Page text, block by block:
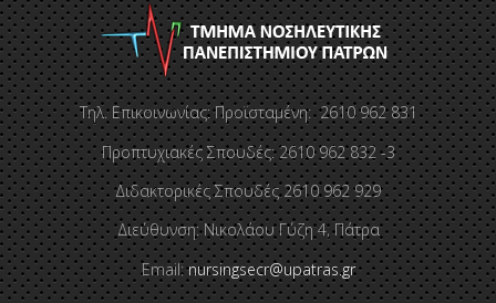
Τηλ. Επικοινωνίας: Προϊσταμένη: 2610 962 831
Προπτυχιακές Σπουδές: 2610 962 832 -3
Διδακτορικές Σπουδές 2610 962 929
Διεύθυνση: Νικολάου Γύζη 4, Πάτρα
Email:nursingsecr@upatras.gr